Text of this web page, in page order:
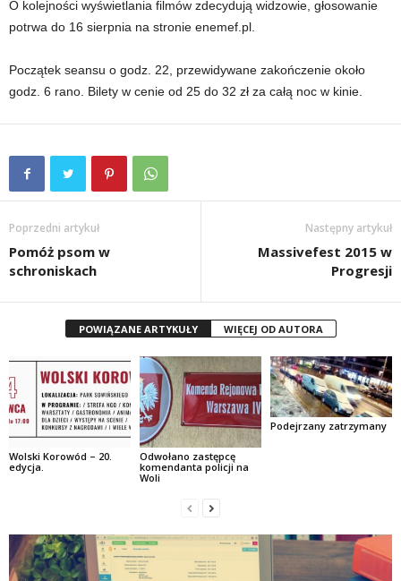
O kolejności wyświetlania filmów zdecydują widzowie, głosowanie
potrwa do 16 sierpnia na stronie enemef.pl.
Początek seansu o godz. 22, przewidywane zakończenie około
godz. 6 rano. Bilety w cenie od 25 do 32 zł za całą noc w kinie.
Poprzedni artykuł
Pomóż psom w
schroniskach
Następny artykuł
Massivefest 2015 w
Progresji
POWIĄZANE ARTYKUŁY WIĘCEJ OD AUTORA
Wolski Korowód – 20.
edycja.
Odwołano zastępcę
komendanta policji na
Woli
Podejrzany zatrzymany